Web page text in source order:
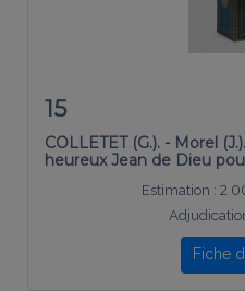
15
COLLETET (G.). - Morel
heureux Jean de Dieu
Estimation : 2
Fiche